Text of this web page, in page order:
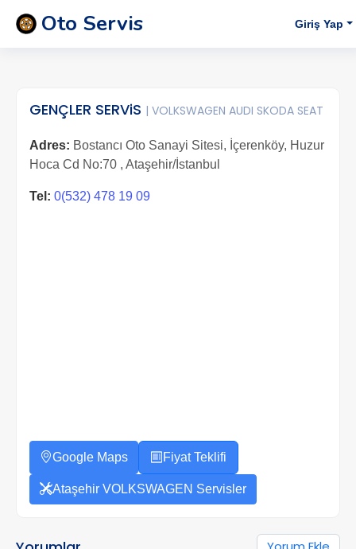
Oto Servis Giriş Yap
GENÇLER SERViS | VOLKSWAGEN AUDI SKODA SEAT
Adres: Bostancı Oto Sanayi Sitesi, İçerenköy, Huzur
Hoca Cd No:70 , Ataşehir/İstanbul
Tel: 0(532) 478 19 09
Google Maps Fiyat Teklifi
Ataşehir VOLKSWAGEN Servisler